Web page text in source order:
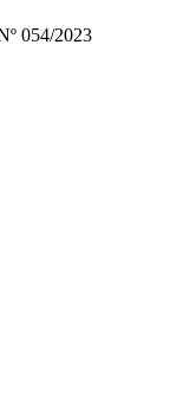
054/2023